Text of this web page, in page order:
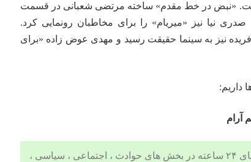
«نبض در خط مقدم» ساخته مرتضی شعبانی در قسمت
نیا نیز «میریام» را برای مخاطبان رونمایی کرد.
نیز به سینما حقیقت رسید و مهدی عوض زاده «برای
داریم:
آرام
،